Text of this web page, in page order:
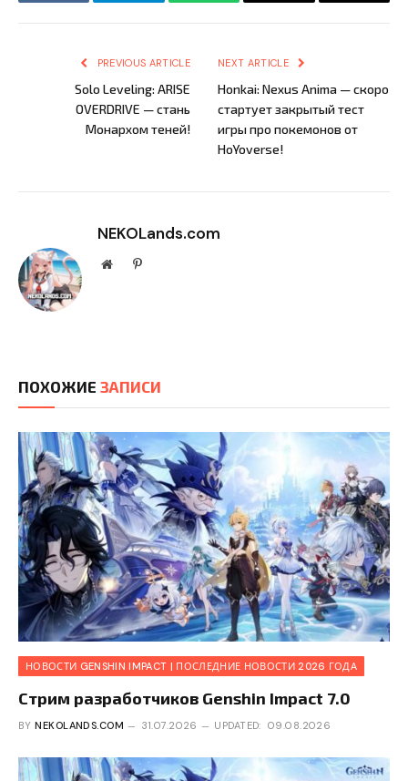
PREVIOUS ARTICLE
Solo Leveling: ARISE
OVERDRIVE — стань
Монархом теней!
NEXT ARTICLE
Honkai: Nexus Anima — скоро
стартует закрытый тест
игры про покемонов от
HoYoverse!
NEKOLands.com
WebsitePinterest
ПОХОЖИЕ ЗАПИСИ
НОВОСТИ GENSHIN IMPACT | ПОСЛЕДНИЕ НОВОСТИ 2026 ГОДА
Стрим разработчиков Genshin Impact 7.0
BY NEKOLANDS.COM 31.07.2026 UPDATED: 09.08.2026